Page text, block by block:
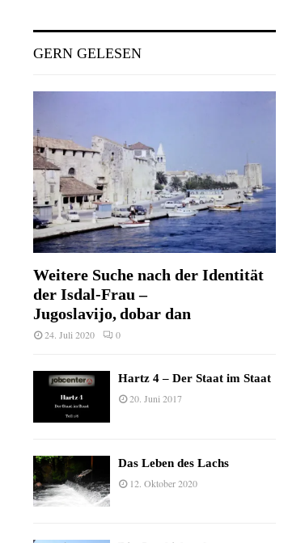
GERN GELESEN
Weitere Suche nach der Identität
der Isdal-Frau –
Jugoslavijo, dobar dan
24. Juli 2020 0
Hartz 4 – Der Staat im Staat
20. Juni 2017
Das Leben des Lachs
12. Oktober 2020